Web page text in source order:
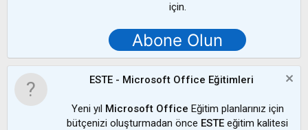
için.
Abone Olun
ESTE - Microsoft Office Eğitimleri
Yeni yıl Microsoft Office Eğitim planlarınız için
bütçenizi oluşturmadan önce ESTE eğitim kalitesi